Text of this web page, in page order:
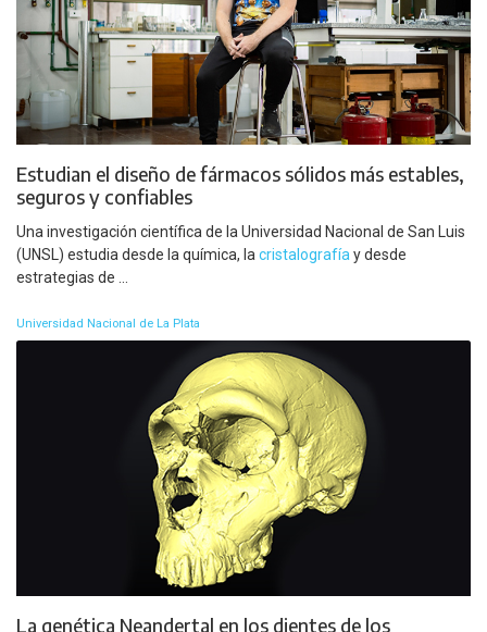
Estudian el diseño de fármacos sólidos más estables,
seguros y confiables
Una investigación científica de la Universidad Nacional de San Luis
(UNSL) estudia desde la química, la cristalografía y desde
estrategias de ...
Universidad Nacional de La Plata
La genética Neandertal en los dientes de los